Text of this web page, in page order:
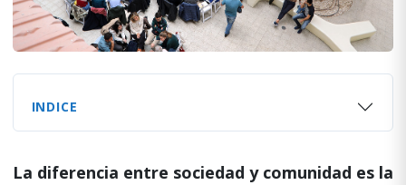
INDICE
La diferencia entre sociedad y comunidad es la